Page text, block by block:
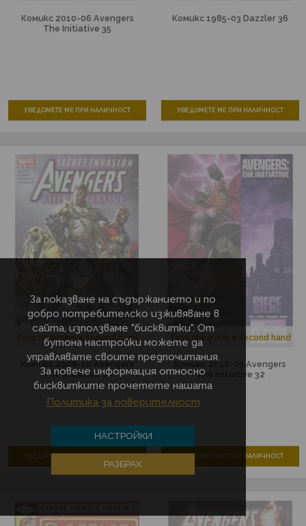
За показване на съдържанието и по
добро потребителско изживяване в
сайта, използваме "бисквитки". От
бутона настройки можете да
управлявате своите предпочитания.
За повече информация относно
бисквитките прочетете нашата
Политика за поверителност
НАСТРОЙКИ
РАЗБРАХ
Комикс 2010-06 Avengers
The Initiative 35
УВЕДОМЕТЕ МЕ ПРИ НАЛИЧНОСТ
Комикс 1985-03 Dazzler 36
УВЕДОМЕТЕ МЕ ПРИ НАЛИЧНОСТ
Този продукт е second hand
Комикс 2008-10 Avengers
The Initiative 16
УВЕДОМЕТЕ МЕ ПРИ НАЛИЧНОСТ
Този продукт е second hand
Комикс 2010-03 Avengers
The Initiative 32
УВЕДОМЕТЕ МЕ ПРИ НАЛИЧНОСТ